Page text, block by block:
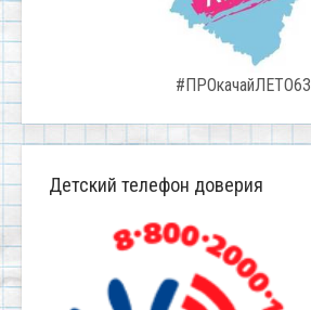
#ПРОкачайЛЕТО63
Детский телефон доверия